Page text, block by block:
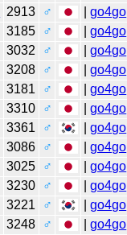
2913 ♂ |go4go
3185 ♂ |go4go
3032 ♂ |go4go
3208 ♂ |go4go
3181 ♂ |go4go
3310 ♂ |go4go
3361 ♂ |go4go
3086 ♂ |go4go
3025 ♂ |go4go
3230 ♂ |go4go
3221 ♂ |go4go
3248 ♂ |go4go